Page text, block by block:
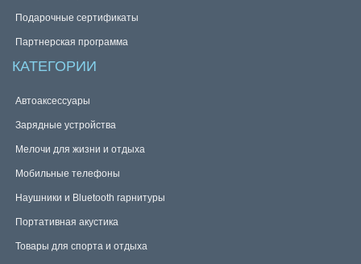
Подарочные сертификаты
Партнерская программа
КАТЕГОРИИ
Автоаксессуары
Зарядные устройства
Мелочи для жизни и отдыха
Мобильные телефоны
Наушники и Bluetooth гарнитуры
Портативная акустика
Товары для спорта и отдыха